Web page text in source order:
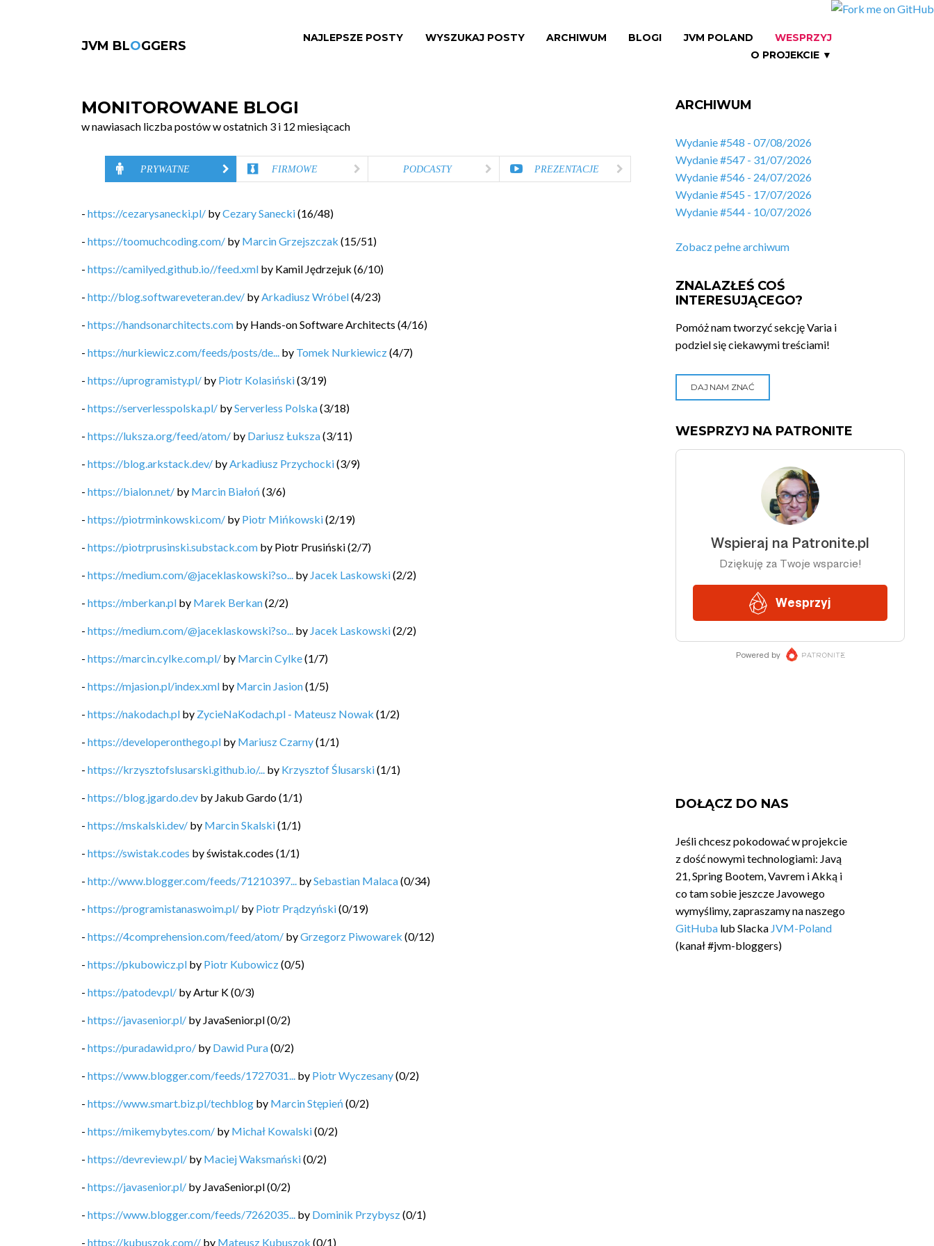
JVM BLOGGERS
NAJLEPSZE POSTY WYSZUKAJ POSTY ARCHIWUM BLOGI JVM POLAND
WESPRZYJ
O PROJEKCIE ▼
MONITOROWANE BLOGI
w nawiasach liczba postów w ostatnich 3 i 12 miesiącach
PRYWATNE FIRMOWE PODCASTY PREZENTACJE
- https://cezarysanecki.pl/ byCezary Sanecki(16/48)
- https://toomuchcoding.com/ by Marcin Grzejszczak (15/51)
- https://camilyed.github.io//feed.xml by Kamil Jędrzejuk (6/10)
- http://blog.softwareveteran.dev/ byArkadiusz Wróbel(4/23)
- https://handsonarchitects.com by Hands-on Software Architects (4/16)
- https://nurkiewicz.com/feeds/posts/de... by Tomek Nurkiewicz(4/7)
- https://uprogramisty.pl/ by Piotr Kolasiński(3/19)
- https://serverlesspolska.pl/ byServerless Polska(3/18)
- https://luksza.org/feed/atom/ by Dariusz Łuksza(3/11)
- https://blog.arkstack.dev/ byArkadiusz Przychocki(3/9)
- https://bialon.net/ by Marcin Białoń (3/6)
- https://piotrminkowski.com/ by Piotr Mińkowski(2/19)
- https://piotrprusinski.substack.com by Piotr Prusiński(2/7)
- https://medium.com/@jaceklaskowski?so... by Jacek Laskowski(2/2)
- https://mberkan.pl by Marek Berkan(2/2)
- https://medium.com/@jaceklaskowski?so... by Jacek Laskowski(2/2)
- https://marcin.cylke.com.pl/ by Marcin Cylke(1/7)
- https://mjasion.pl/index.xml by Marcin Jasion(1/5)
- https://nakodach.pl by ZycieNaKodach.pl - Mateusz Nowak (1/2)
- https://developeronthego.pl by Mariusz Czarny(1/1)
- https://krzysztofslusarski.github.io/... by Krzysztof Ślusarski(1/1)
- https://blog.jgardo.dev by Jakub Gardo(1/1)
- https://mskalski.dev/ by Marcin Skalski(1/1)
- https://swistak.codes byświstak.codes (1/1)
- http://www.blogger.com/feeds/71210397... bySebastian Malaca(0/34)
- https://programistanaswoim.pl/ by Piotr Prądzyński(0/19)
- https://4comprehension.com/feed/atom/ byGrzegorz Piwowarek (0/12)
- https://pkubowicz.pl by Piotr Kubowicz(0/5)
- https://patodev.pl/ byArtur K(0/3)
- https://javasenior.pl/ by JavaSenior.pl(0/2)
- https://puradawid.pro/ by Dawid Pura(0/2)
- https://www.blogger.com/feeds/1727031... by Piotr Wyczesany(0/2)
- https://www.smart.biz.pl/techblog by Marcin Stępień (0/2)
- https://mikemybytes.com/ by Michał Kowalski(0/2)
- https://devreview.pl/ by Maciej Waksmański(0/2)
- https://javasenior.pl/ by JavaSenior.pl(0/2)
- https://www.blogger.com/feeds/7262035... by Dominik Przybysz(0/1)
- https://kubuszok.com// by Mateusz Kubuszok (0/1)
ARCHIWUM
Wydanie #548 - 07/08/2026
Wydanie #547 - 31/07/2026
Wydanie #546 - 24/07/2026
Wydanie #545 - 17/07/2026
Wydanie #544 - 10/07/2026
Zobacz pełne archiwum
ZNALAZŁEŚ COŚ
INTERESUJĄCEGO?
Pomóż nam tworzyć sekcję Varia i
podziel się ciekawymi treściami!
DAJ NAM ZNAĆ
WESPRZYJ NA PATRONITE
DOŁĄCZ DO NAS
Jeśli chcesz pokodować w projekcie
z dość nowymi technologiami: Javą
21, Spring Bootem, Vavrem i Akką i
co tam sobie jeszcze Javowego
wymyślimy, zapraszamy na naszego
GitHuba lub Slacka JVM-Poland
(kanał #jvm-bloggers)